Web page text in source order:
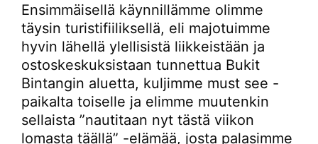
Ensimmäisellä käynnillämme olimme
täysin turistifiiliksellä, eli majotuimme
hyvin lähellä ylellisistä liikkeistään ja
ostoskeskuksistaan tunnettua Bukit
Bintangin aluetta, kuljimme must see -
paikalta toiselle ja elimme muutenkin
sellaista ”nautitaan nyt tästä viikon
lomasta täällä” -elämää, josta palasimme